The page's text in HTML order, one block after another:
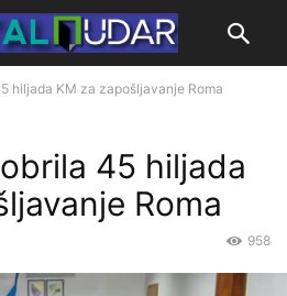
hiljada KM za zapošljavanje Roma
45 hiljada
Roma
958